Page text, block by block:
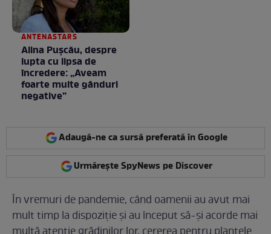
ANTENASTARS
Alina Pușcău, despre
lupta cu lipsa de
încredere: „Aveam
foarte multe gânduri
negative”
Adaugă-ne ca sursă preferată în Google
Urmărește SpyNews pe Discover
În vremuri de pandemie, când oamenii au avut mai
mult timp la dispoziție și au început să-și acorde mai